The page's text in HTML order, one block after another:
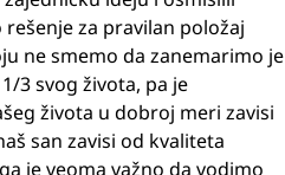
za pravilan položaj
ne smemo da zanemarimo je
3 svog života, pa je
života u dobroj meri zavisi
san zavisi od kvaliteta
je veoma važno da vodimo